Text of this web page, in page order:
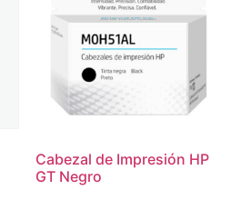
Cabezal de Impresión HP
GT Negro